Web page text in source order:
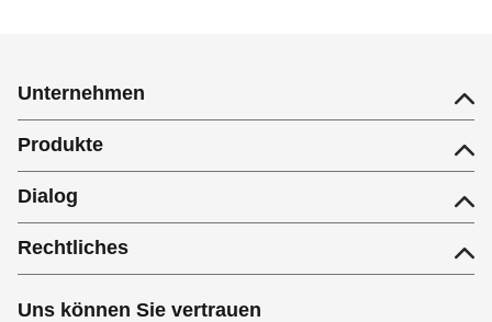
Unternehmen
Produkte
Dialog
Rechtliches
Uns können Sie vertrauen